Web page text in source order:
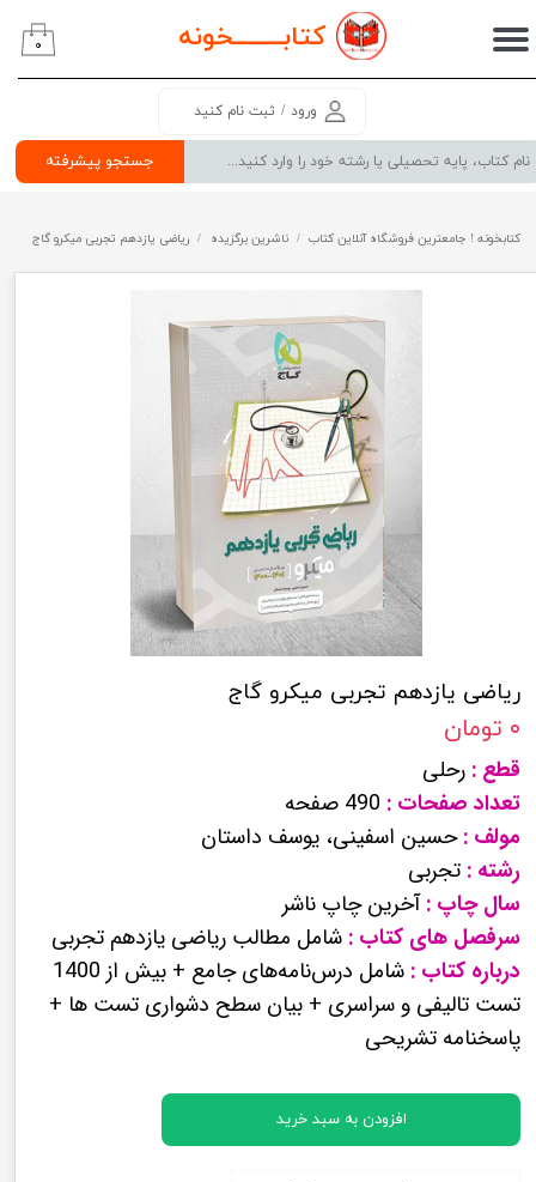
کتابــــــــخونه
جستجو پیشرفته
ورود / ثبت نام کنید
حساب کاربری من
سفارشات
۰
کتابخونه ! جامعترین فروشگاه آنلاین کتاب ناشرین برگزیده ریاضی یازدهم تجربی میکرو گاج
ریاضی یازدهم تجربی میکرو گاج
۰ تومان
قطع : رحلی
تعداد صفحات : 490 صفحه
مولف :حسین اسفینی، یوسف داستان
رشته : تجربی
سال چاپ :آخرین چاپ ناشر
سرفصل های کتاب : شامل مطالب ریاضی یازدهم تجربی
درباره کتاب :
شامل درس‌نامه‌های جامع + بیش از 1400
تست تالیفی و سراسری + بیان سطح دشواری تست ها +
پاسخنامه تشریحی
افزودن به سبد خرید